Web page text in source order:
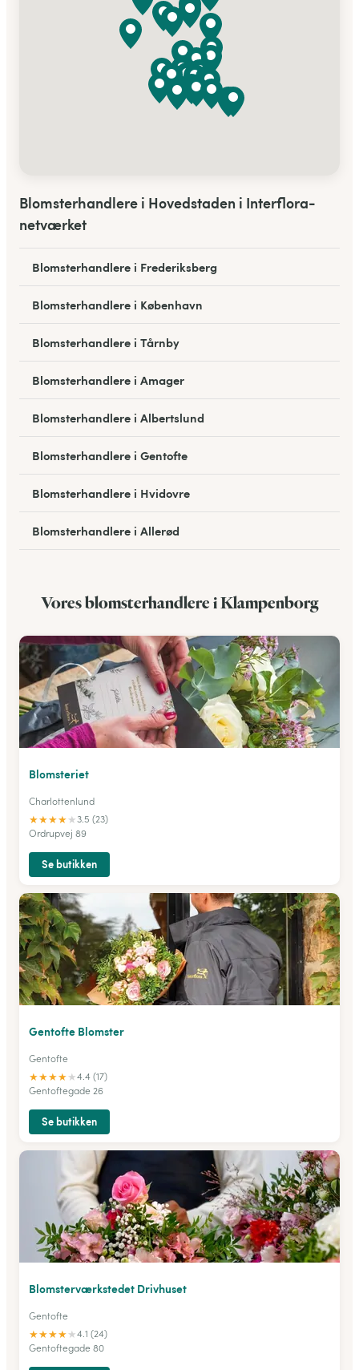
Blomsterhandlere i Hovedstaden i Interflora-
netværket
Blomsterhandlere i Frederiksberg
Blomsterhandlere i København
Blomsterhandlere i Tårnby
Blomsterhandlere i Amager
Blomsterhandlere i Albertslund
Blomsterhandlere i Gentofte
Blomsterhandlere i Hvidovre
Blomsterhandlere i Allerød
Blomsterhandlere i Hareskovby
Vores blomsterhandlere i Klampenborg
Blomsteriet
Charlottenlund
★★★★★3.5 (23)
Ordrupvej 89
Se butikken
Gentofte Blomster
Gentofte
★★★★★4.4 (17)
Gentoftegade 26
Se butikken
Blomsterværkstedet Drivhuset
Gentofte
★★★★★4.1 (24)
Gentoftegade 80